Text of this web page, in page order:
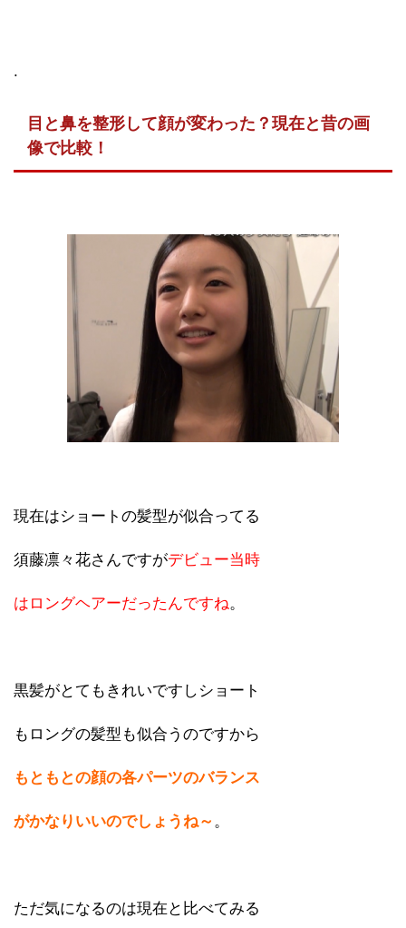
.
目と鼻を整形して顔が変わった？現在と昔の画
像で比較！
現在はショートの髪型が似合ってる
須藤凛々花さんですがデビュー当時
はロングヘアーだったんですね。
黒髪がとてもきれいですしショート
もロングの髪型も似合うのですから
もともとの顔の各パーツのバランス
がかなりいいのでしょうね～ 。
ただ気になるのは現在と比べてみる